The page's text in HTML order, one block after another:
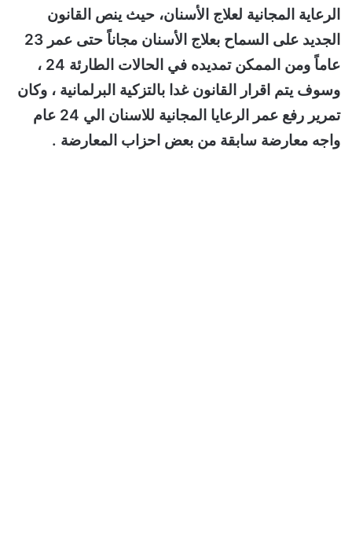
الرعاية المجانية لعلاج الأسنان، حيث ينص القانون
الجديد على السماح بعلاج الأسنان مجاناً حتى عمر 23
عاماً ومن الممكن تمديده في الحالات الطارئة 24 ،
وسوف يتم اقرار القانون غدا بالتزكية البرلمانية ، وكان
تمرير رفع عمر الرعايا المجانية للاسنان الي 24 عام
واجه معارضة سابقة من بعض احزاب المعارضة .